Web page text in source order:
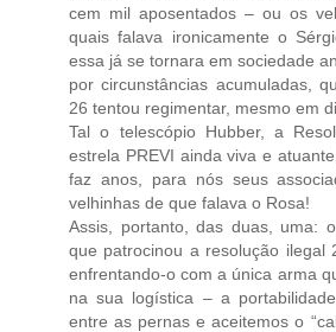
cem mil aposentados – ou os
quais falava ironicamente o
essa já se tornara em sociedade
por circunstâncias acumuladas,
26 tentou regimentar, mesmo em
Tal o telescópio Hubber, a
estrela PREVI ainda viva e
faz anos, para nós seus
velhinhas de que falava o Rosa!
Assis, portanto, das duas, uma:
que patrocinou a resolução ilegal
enfrentando-o com a única arma
na sua logística – a
entre as pernas e aceitemos o